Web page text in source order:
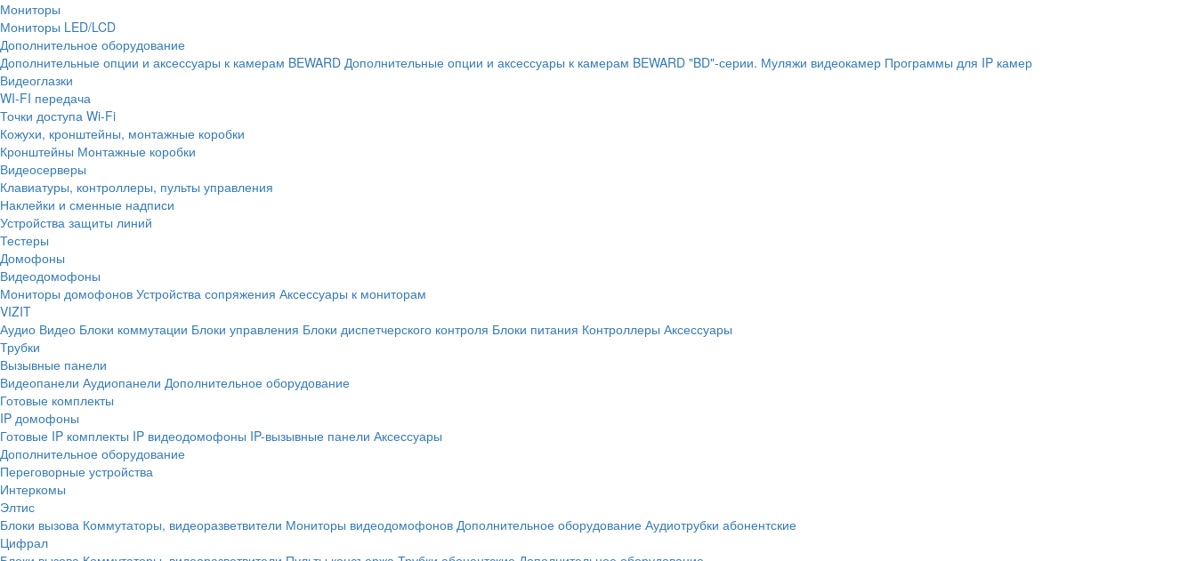
Мониторы
Мониторы LED/LCD
Дополнительное оборудование
Дополнительные опции и аксессуары к камерам BEWARD Дополнительные опции и аксессуары к камерам BEWARD "BD"-серии. Муляжи видеокамер Программы для IP камер
Видеоглазки
WI-FI передача
Точки доступа Wi-Fi
Кожухи, кронштейны, монтажные коробки
Кронштейны Монтажные коробки
Видеосерверы
Клавиатуры, контроллеры, пульты управления
Наклейки и сменные надписи
Устройства защиты линий
Тестеры
Домофоны
Видеодомофоны
Мониторы домофонов Устройства сопряжения Аксессуары к мониторам
VIZIT
Аудио Видео Блоки коммутации Блоки управления Блоки диспетчерского контроля Блоки питания Контроллеры Аксессуары
Трубки
Вызывные панели
Видеопанели Аудиопанели Дополнительное оборудование
Готовые комплекты
IP домофоны
Готовые IP комплекты IP видеодомофоны IP-вызывные панели Аксессуары
Дополнительное оборудование
Переговорные устройства
Интеркомы
Элтис
Блоки вызова Коммутаторы, видеоразветвители Мониторы видеодомофонов Дополнительное оборудование Аудиотрубки абонентские
Цифрал